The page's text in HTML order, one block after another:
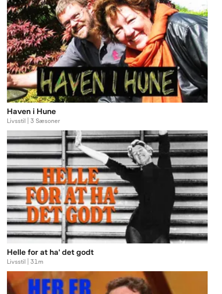
Haven i Hune
Livsstil | 3 Sæsoner
Helle for at ha' det godt
Livsstil | 31m